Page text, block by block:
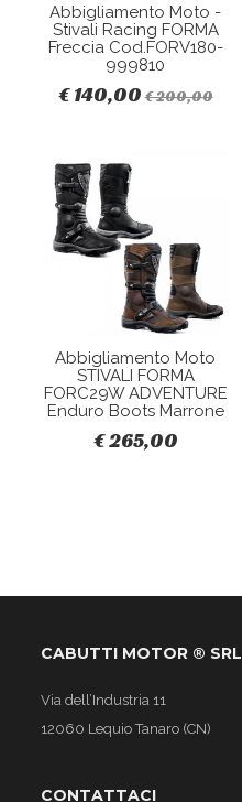
Abbigliamento Moto -
Stivali Racing FORMA
Freccia Cod.FORV180-
999810
€ 140,00€ 200,00
Abbigliamento Moto
STIVALI FORMA
FORC29W ADVENTURE
Enduro Boots Marrone
€ 265,00
CABUTTI MOTOR ® SRL
Via dell’Industria 11
12060 Lequio Tanaro (CN)
CONTATTACI